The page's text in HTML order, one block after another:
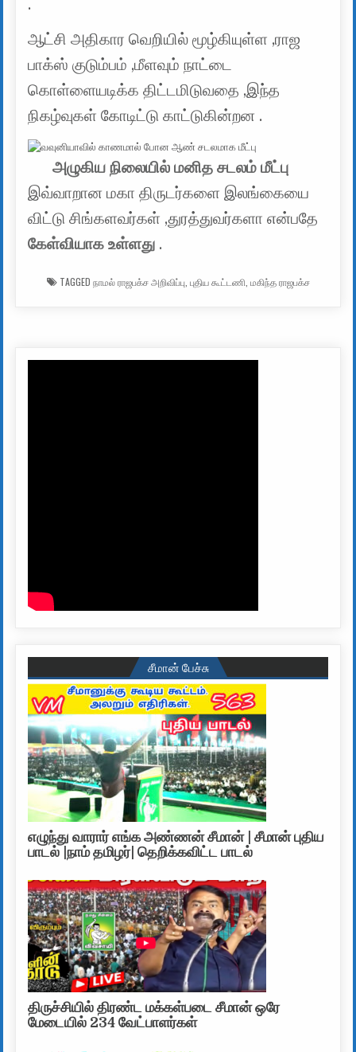
.
ஆட்சி அதிகார வெறியில் மூழ்கியுள்ள ,ராஜ
பாக்ஸ் குடும்பம் ,மீளவும் நாட்டை
கொள்ளையடிக்க திட்டமிடுவதை ,இந்த
நிகழ்வுகள் கோடிட்டு காட்டுகின்றன .
அழுகிய நிலையில் மனித சடலம் மீட்பு
இவ்வாறான மகா திருடர்களை இலங்கையை
விட்டு சிங்களவர்கள் ,துரத்துவர்களா என்பதே
கேள்வியாக உள்ளது .
TAGGED நாமல் ராஜபக்ச அறிவிப்பு, புதிய கூட்டணி, மகிந்த ராஜபக்ச
சீமான் பேச்சு
எழுந்து வாரார் எங்க அண்ணன் சீமான் | சீமான் புதிய
பாடல் |நாம் தமிழர்| தெறிக்கவிட்ட பாடல்
திருச்சியில் திரண்ட மக்கள்படை சீமான் ஒரே
மேடையில் 234 வேட்பாளர்கள்